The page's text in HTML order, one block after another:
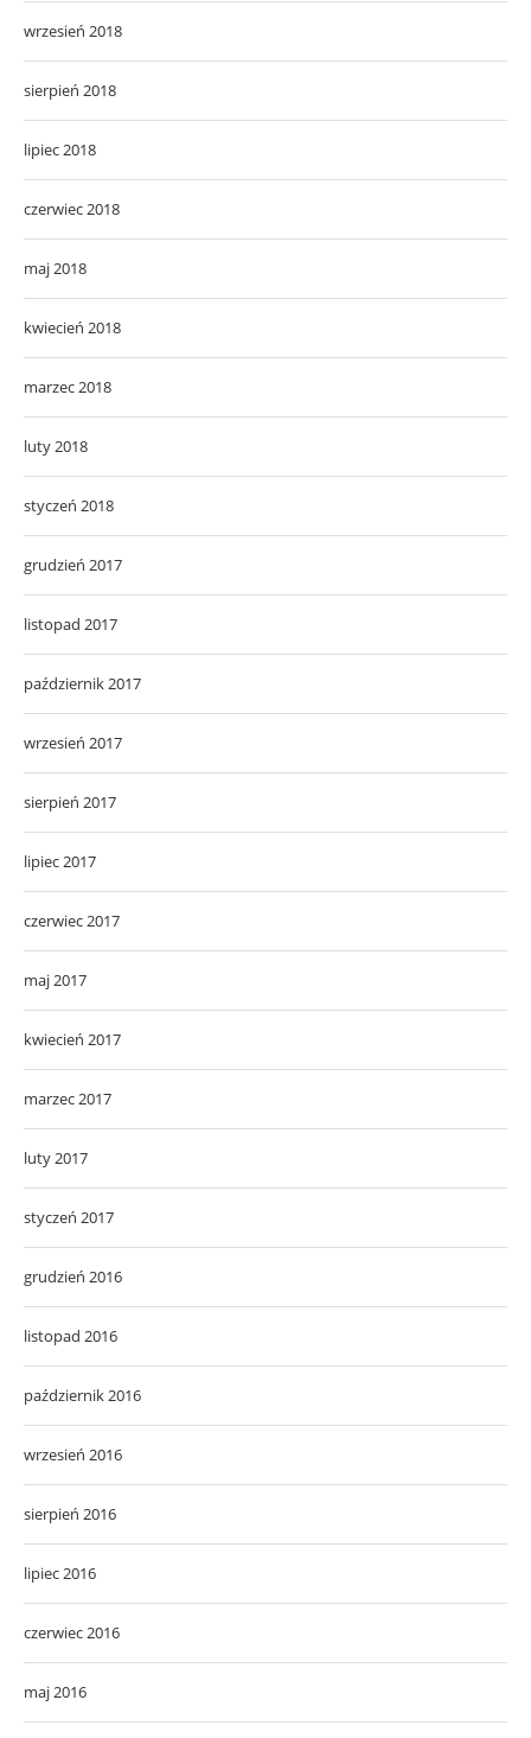
wrzesień 2018
sierpień 2018
lipiec 2018
czerwiec 2018
maj 2018
kwiecień 2018
marzec 2018
luty 2018
styczeń 2018
grudzień 2017
listopad 2017
październik 2017
wrzesień 2017
sierpień 2017
lipiec 2017
czerwiec 2017
maj 2017
kwiecień 2017
marzec 2017
luty 2017
styczeń 2017
grudzień 2016
listopad 2016
październik 2016
wrzesień 2016
sierpień 2016
lipiec 2016
czerwiec 2016
maj 2016